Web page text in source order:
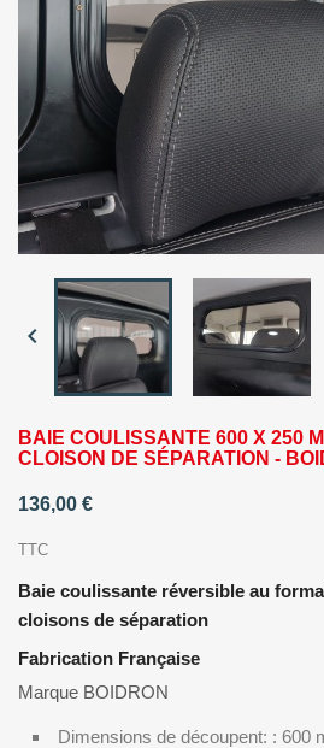

BAIE COULISSANTE 600 X 250
CLOISON DE SÉPARATION -
136,00 €
TTC
Baie coulissante réversible au
cloisons de séparation
Fabrication Française
Marque BOIDRON
Dimensions de découpent: : 600